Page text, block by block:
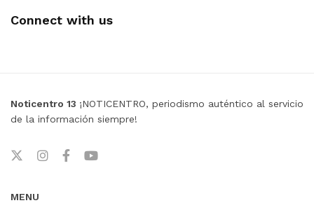
Connect with us
Noticentro 13 ¡NOTICENTRO, periodismo auténtico al servicio
de la información siempre!
MENU